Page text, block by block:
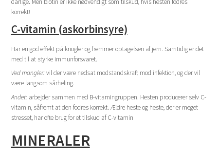
korrekt!
C-vitamin (askorbinsyre)
Har en god effekt på knogler og fremmer optagelsen af jern. Samtidig er det
med til at styrke immunforsvaret.
Ved mangler:vil der være nedsat modstandskraft mod infektion, og der vil
være langsom sårheling.
Andet:arbejder sammen med B-vitamingruppen. Hesten producerer selv C-
vitamin, såfremt at den fodres korrekt. Ældre heste og heste, der er meget
stresset, har ofte brug for et tilskud af C-vitamin
MINERALER